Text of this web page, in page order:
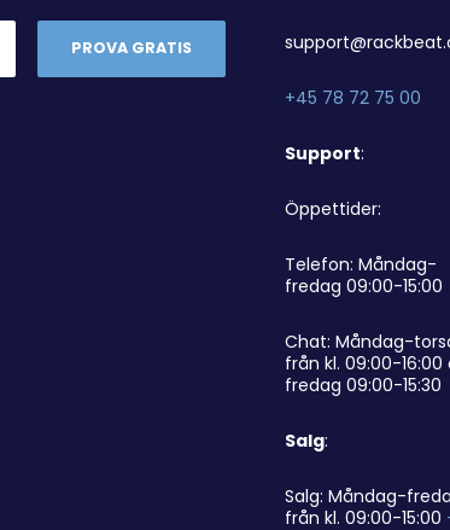
PROVA GRATIS
+45 78 72 75 00
Support:
Öppettider:
Telefon: Måndag-
fredag 09:00-15:00
Chat: Måndag-
från kl. 09:00-16:00
fredag 09:00-15:30
Salg:
Salg: Måndag-
från kl. 09:00-15:00